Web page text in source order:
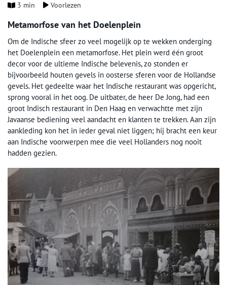
3 min Voorlezen
Metamorfose van het Doelenplein
Om de Indische sfeer zo veel mogelijk op te wekken onderging
het Doelenplein een metamorfose. Het plein werd één groot
decor voor de ultieme Indische belevenis, zo stonden er
bijvoorbeeld houten gevels in oosterse sferen voor de Hollandse
gevels. Het gedeelte waar het Indische restaurant was opgericht,
sprong vooral in het oog. De uitbater, de heer De Jong, had een
groot Indisch restaurant in Den Haag en verwachtte met zijn
Javaanse bediening veel aandacht en klanten te trekken. Aan zijn
aankleding kon het in ieder geval niet liggen; hij bracht een keur
aan Indische voorwerpen mee die veel Hollanders nog nooit
hadden gezien.